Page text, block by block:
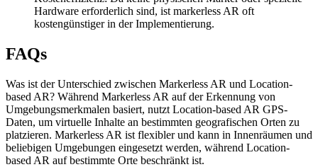
Hardware erforderlich sind, ist markerless AR oft
kostengünstiger in der Implementierung.
FAQs
Was ist der Unterschied zwischen Markerless AR und Location-
based AR? Während Markerless AR auf der Erkennung von
Umgebungsmerkmalen basiert, nutzt Location-based AR GPS-
Daten, um virtuelle Inhalte an bestimmten geografischen Orten zu
platzieren. Markerless AR ist flexibler und kann in Innenräumen und
beliebigen Umgebungen eingesetzt werden, während Location-
based AR auf bestimmte Orte beschränkt ist.